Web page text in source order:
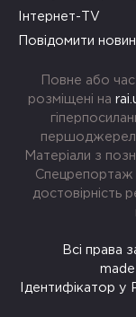
Інтернет-TV
Повідомити
Повне або
розміщені на
Матеріали з
Спецрепортаж
достовірність
Всі права
Ідентифікатор у